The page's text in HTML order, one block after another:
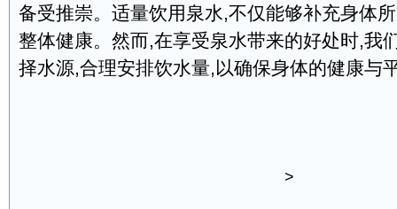
备受推崇。适量饮用泉水,不仅能够补充身体
整体健康。然而,在享受泉水带来的好处时,我
择水源,合理安排饮水量,以确保身体的健康与
>